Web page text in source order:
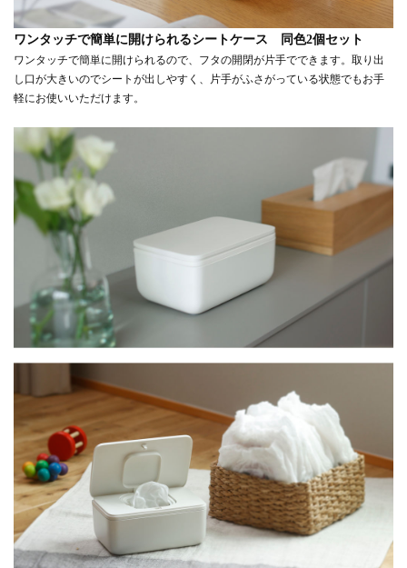
ワンタッチで簡単に開けられるシートケース 同色2個セット
ワンタッチで簡単に開けられるので、フタの開閉が片手でできます。取り出
し口が大きいのでシートが出しやすく、片手がふさがっている状態でもお手
軽にお使いいただけます。